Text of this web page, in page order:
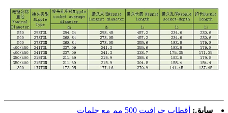
سابق: أقطاب جرافيت 500 مم مع حلمات